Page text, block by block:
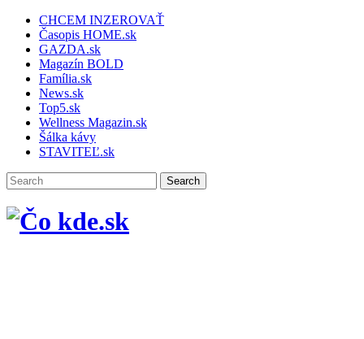
CHCEM INZEROVAŤ
Časopis HOME.sk
GAZDA.sk
Magazín BOLD
Família.sk
News.sk
Top5.sk
Wellness Magazin.sk
Šálka kávy
STAVITEĽ.sk